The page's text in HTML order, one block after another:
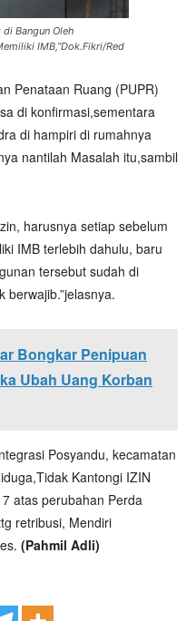
di Bangun Oleh
IMB,”Dok.Fikri/Red
Penataan Ruang (PUPR)
di konfirmasi,sementara
di hampiri di rumahnya
nantilah Masalah itu,sambil
harusnya setiap sebelum
IMB terlebih dahulu, baru
tersebut sudah di
berwajib.”jelasnya.
Bongkar Penipuan
Ubah Uang Korban
Posyandu, kecamatan
Kantongi IZIN
atas perubahan Perda
retribusi, Mendiri
(Pahmil Adli)